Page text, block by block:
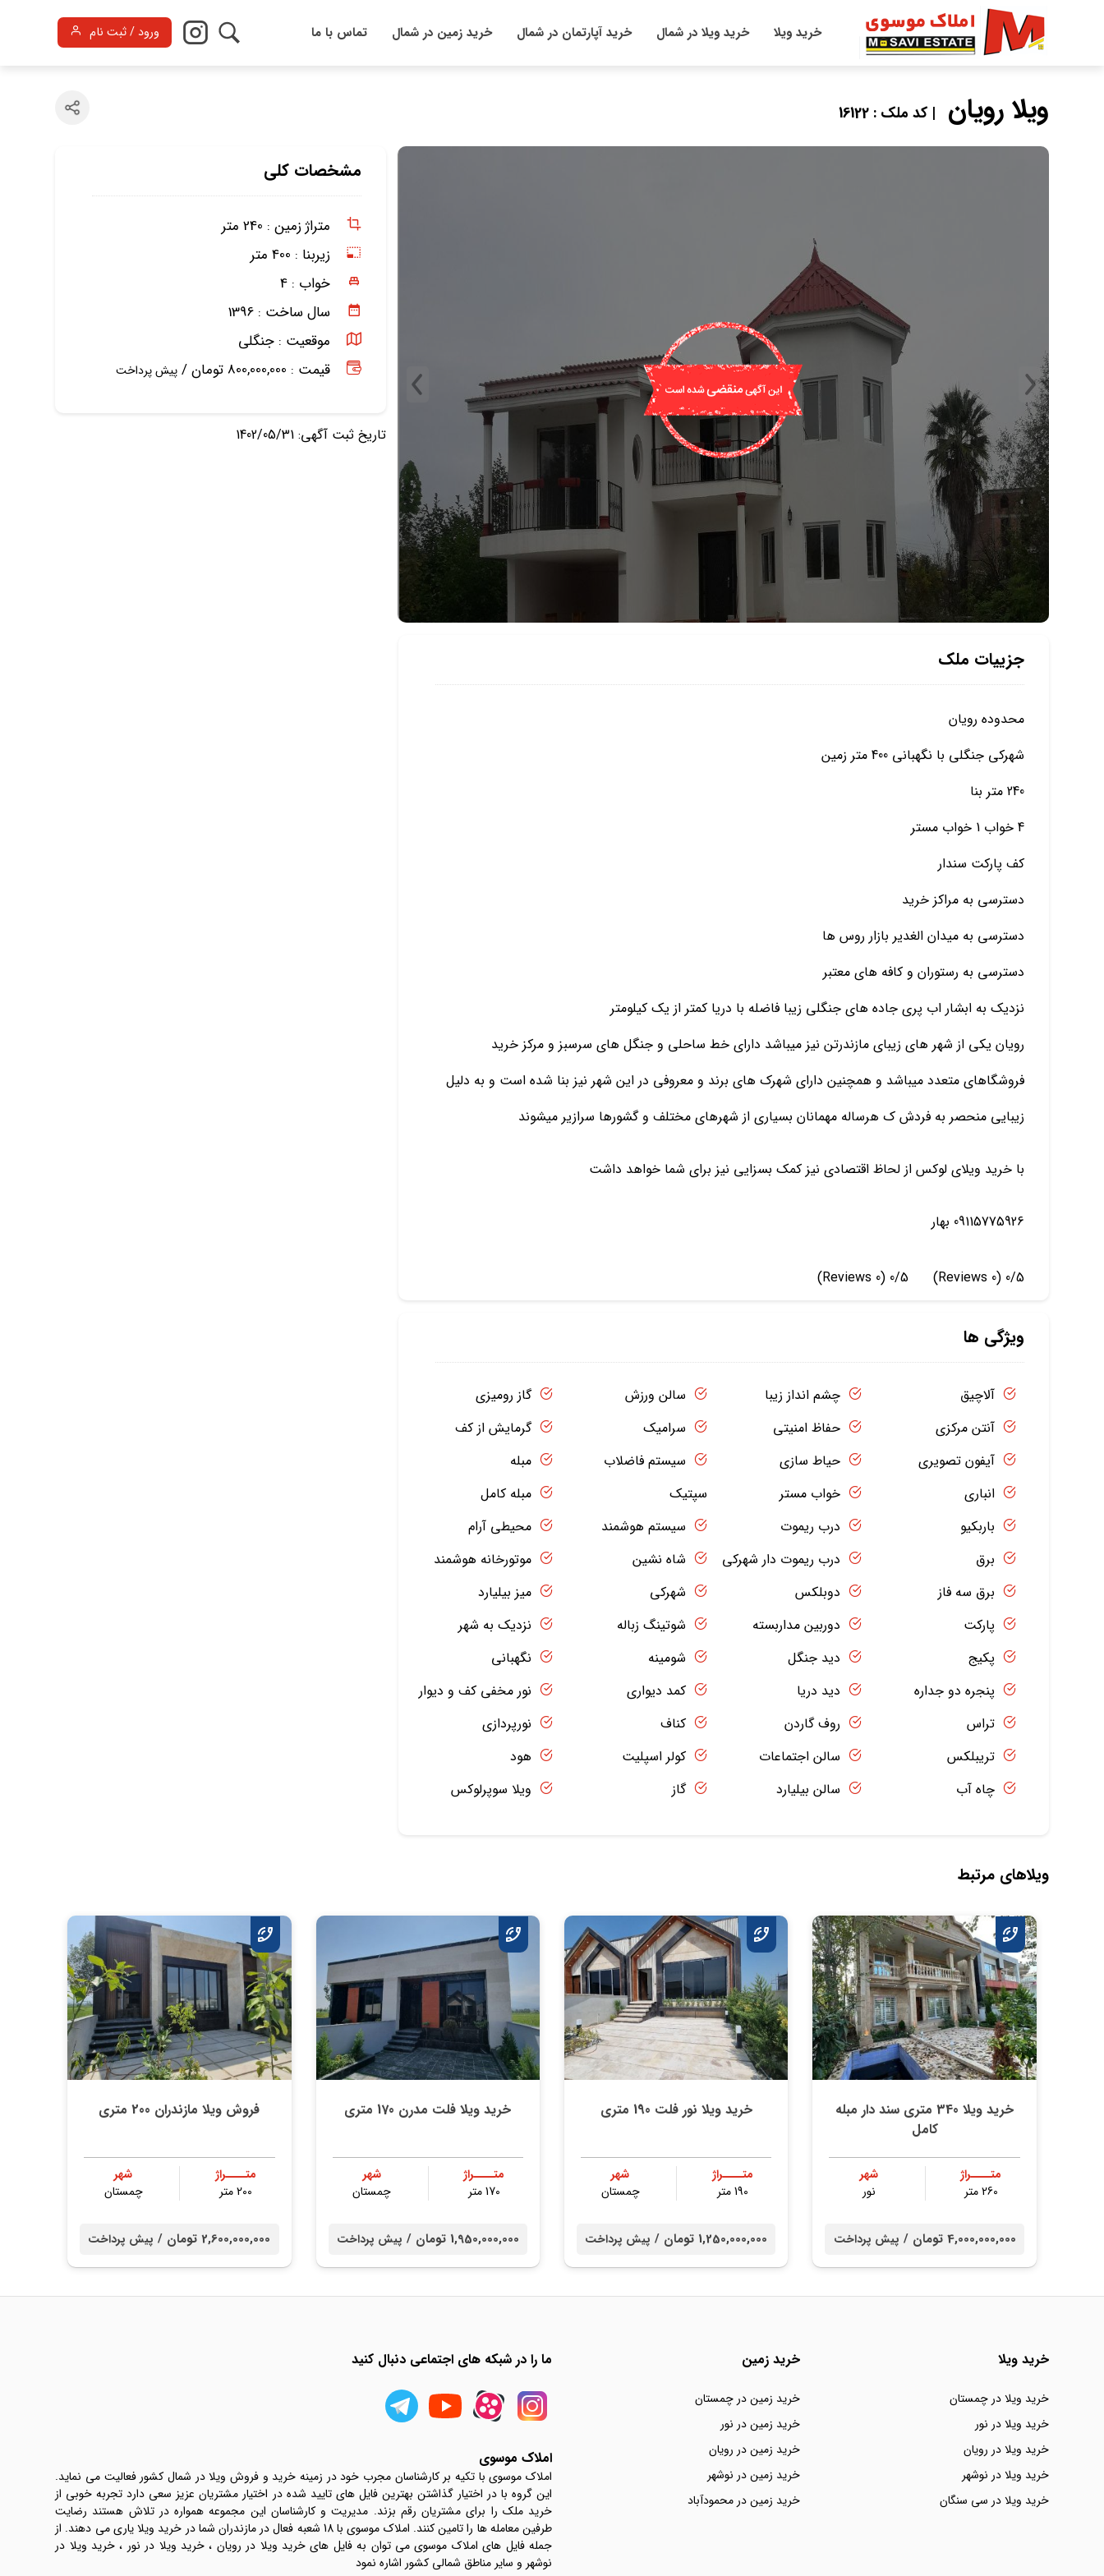
خرید ویلا خرید ویلا در شمال خرید آپارتمان در شمال خرید زمین در شمال تماس با ما ورود / ثبت نام
ویلا رویان | کد ملک : 16122
مشخصات کلی
متراژ زمین : 240 متر
زیربنا : 400 متر
خواب : 4
سال ساخت : 1396
موقعیت : جنگلی
قیمت : 800,000,000 تومان /
پیش پرداخت
تاریخ ثبت آگهی: 1402/05/31
جزییات ملک
محدوده رویان
شهرکی جنگلی با نگهبانی 400 متر زمین
240 متر بنا
4 خواب 1 خواب مستر
کف پارکت سندار
دسترسی به مراکز خرید
دسترسی به میدان الغدیر بازار روس ها
دسترسی به رستوران و کافه های معتبر
نزدیک به ابشار اب پری جاده های جنگلی زیبا فاضله با دریا کمتر از یک کیلومتر
رویان یکی از شهر های زیبای مازندرتن نیز میباشد دارای خط ساحلی و جنگل های سرسبز و مرکز خرید
فروشگاهای متعدد میباشد و همچنین دارای شهرک های برند و معروفی در این شهر نیز بنا شده است و به دلیل
زیبایی منحصر به فردش ک هرساله مهمانان بسیاری از شهرهای مختلف و گشورها سرازیر میشوند
با خرید ویلای لوکس از لحاظ اقتصادی نیز کمک بسزایی نیز برای شما خواهد داشت
09115775926 بهار
0/5
(0 Reviews)
0/5
(0 Reviews)
ویژگی ها
آلاچیق
آنتن مرکزی
آیفون تصویری
انباری
باربکیو
برق
برق سه فاز
پارکت
پکیج
پنجره دو جداره
تراس
تریبلکس
چاه آب
چشم انداز زیبا
حفاظ امنیتی
حیاط سازی
خواب مستر
درب ریموت
درب ریموت دار شهرکی
دوبلکس
دوربین مداربسته
دید جنگل
دید دریا
روف گاردن
سالن اجتماعات
سالن بیلیارد
سالن ورزش
سرامیک
سیستم فاضلاب
سپتیک
سیستم هوشمند
شاه نشین
شهرکی
شوتینگ زباله
شومینه
کمد دیواری
کناف
کولر اسپلیت
گاز
گاز رومیزی
گرمایش از کف
مبله
مبله کامل
محیطی آرام
موتورخانه هوشمند
میز بیلیارد
نزدیک به شهر
نگهبانی
نور مخفی کف و دیوار
نورپردازی
هود
ویلا سوپرلوکس
ویلاهای مرتبط
خرید ویلا 340 متری سند دار مبله
کامل
متــــراژ
260 متر
شهر
نور
4,000,000,000 تومان / پیش پرداخت
خرید ویلا نور فلت 190 متری
متــــراژ
190 متر
شهر
چمستان
1,250,000,000 تومان / پیش پرداخت
خرید ویلا فلت مدرن 170 متری
متــــراژ
170 متر
شهر
چمستان
1,950,000,000 تومان / پیش پرداخت
فروش ویلا مازندران 200 متری
متــــراژ
200 متر
شهر
چمستان
2,600,000,000 تومان / پیش پرداخت
خرید ویلا
خرید ویلا در چمستان
خرید ویلا در نور
خرید ویلا در رویان
خرید ویلا در نوشهر
خرید ویلا در سی سنگان
خرید زمین
خرید زمین در چمستان
خرید زمین در نور
خرید زمین در رویان
خرید زمین در نوشهر
خرید زمین در محمودآباد
ما را در شبکه های اجتماعی دنبال کنید
املاک موسوی
املاک موسوی با تکیه بر کارشناسان مجرب خود در زمینه خرید و فروش ویلا در شمال کشور فعالیت می نماید.
این گروه با در اختیار گذاشتن بهترین فایل های تایید شده در اختیار مشتریان عزیز سعی دارد تجربه خوبی از
خرید ملک را برای مشتریان رقم بزند. مدیریت و کارشناسان این مجموعه همواره در تلاش هستند رضایت
طرفین معامله ها را تامین کنند. املاک موسوی با 18 شعبه فعال در مازندران شما در خرید ویلا یاری می دهند. از
جمله فایل های املاک موسوی می توان به فایل های خرید ویلا در رویان ، خرید ویلا در نور ، خرید ویلا در
نوشهر و سایر مناطق شمالی کشور اشاره نمود